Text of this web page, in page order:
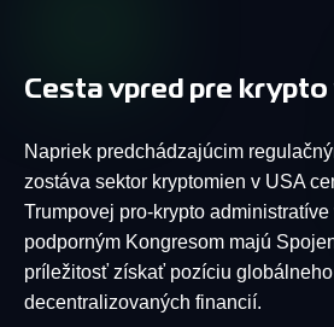
Cesta vpred pre krypto
Napriek predchádzajúcim
zostáva sektor kryptomien v USA
Trumpovej pro-krypto
podporným Kongresom majú
príležitosť získať pozíciu
decentralizovaných financií.